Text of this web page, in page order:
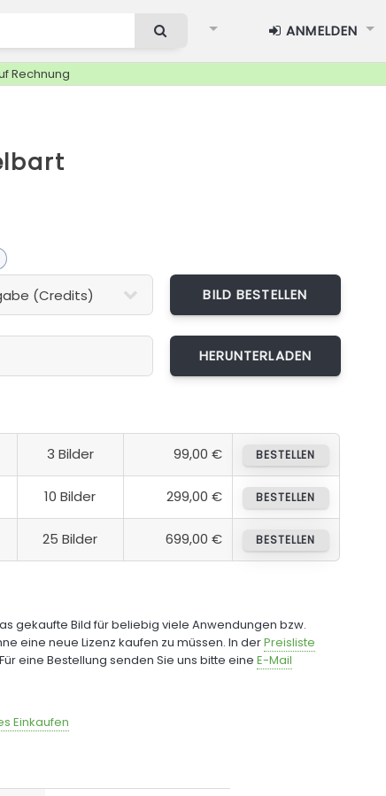
ANMELDEN
Rechnung
BILD BESTELLEN
3 Bilder 99,00 € BESTELLEN
10 Bilder 299,00 € BESTELLEN
25 Bilder 699,00 € BESTELLEN
gekaufte Bild für beliebig viele Anwendungen bzw.
eine neue Lizenz kaufen zu müssen. In derPreisliste
eine Bestellung senden Sie uns bitte eine E-Mail
Einkaufen